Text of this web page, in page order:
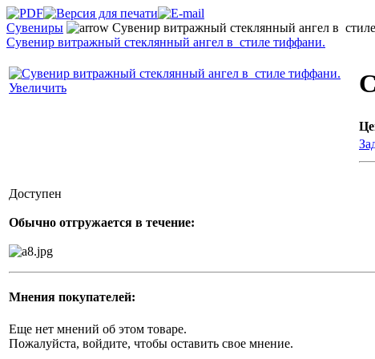
Сувениры
Сувенир витражный стеклянный ангел в
Сувенир витражный стеклянный ангел в стиле тиффани.
Увеличить
Доступен
Обычно отгружается в течение:
Мнения покупателей:
Еще нет мнений об этом товаре.
Пожалуйста, войдите, чтобы оставить свое мнение.